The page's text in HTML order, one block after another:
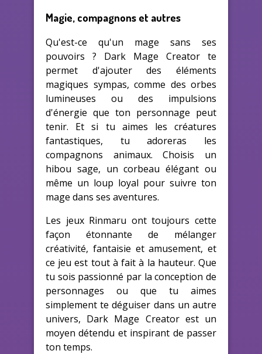
Magie, compagnons et autres
Qu'est-ce qu'un mage sans ses
pouvoirs ? Dark Mage Creator te
permet d'ajouter des éléments
magiques sympas, comme des orbes
lumineuses ou des impulsions
d'énergie que ton personnage peut
tenir. Et si tu aimes les créatures
fantastiques, tu adoreras les
compagnons animaux. Choisis un
hibou sage, un corbeau élégant ou
même un loup loyal pour suivre ton
mage dans ses aventures.
Les jeux Rinmaru ont toujours cette
façon étonnante de mélanger
créativité, fantaisie et amusement, et
ce jeu est tout à fait à la hauteur. Que
tu sois passionné par la conception de
personnages ou que tu aimes
simplement te déguiser dans un autre
univers, Dark Mage Creator est un
moyen détendu et inspirant de passer
ton temps.